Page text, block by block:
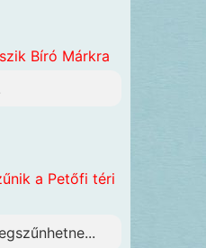
Bíró Márkra
a Petőfi téri